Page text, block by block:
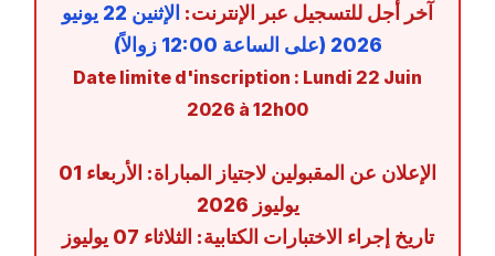
آخر أجل للتسجيل عبر الإنترنت:
الإثنين 22 يونيو
2026 (على الساعة 12:00 زوالاً)
Date limite d'inscription : Lundi 22 Juin
2026 à 12h00
الإعلان عن المقبولين لاجتياز المباراة:
الأربعاء 01
يوليوز 2026
تاريخ إجراء الاختبارات الكتابية:
الثلاثاء 07 يوليوز